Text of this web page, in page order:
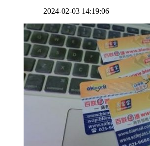
2024-02-03 14:19:06